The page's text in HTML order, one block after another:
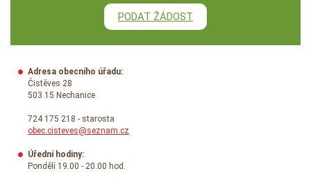
PODAT ŽÁDOST
Adresa obecního úřadu:
Čistěves 28
503 15 Nechanice
724 175 218 - starosta
obec.cisteves@seznam.cz
Úřední hodiny:
Pondělí 19.00 - 20.00 hod.